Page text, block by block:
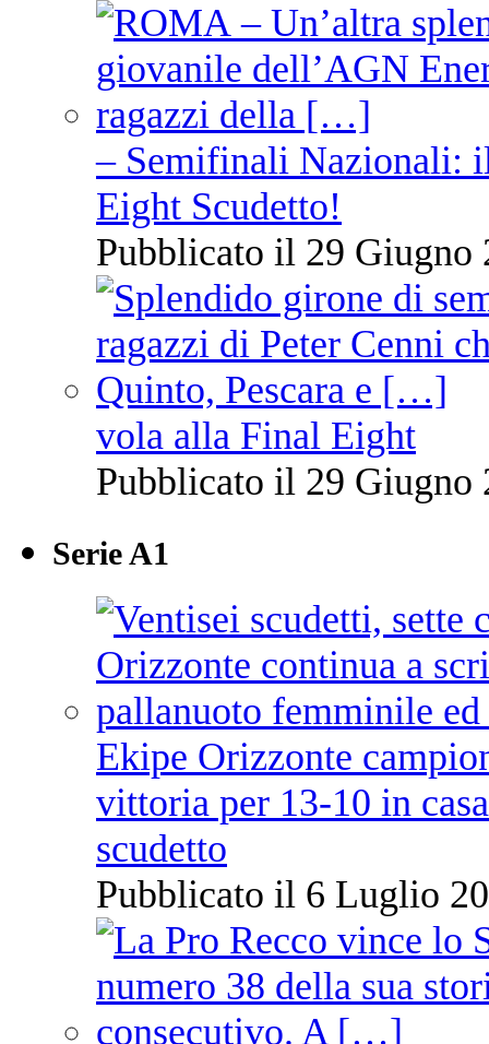
– Semifinali Nazionali:
Eight Scudetto!
Pubblicato il 29 Giugno
vola alla Final Eight
Pubblicato il 29 Giugno
Serie A1
Ekipe Orizzonte
vittoria per 13-10 in
scudetto
Pubblicato il 6 Luglio